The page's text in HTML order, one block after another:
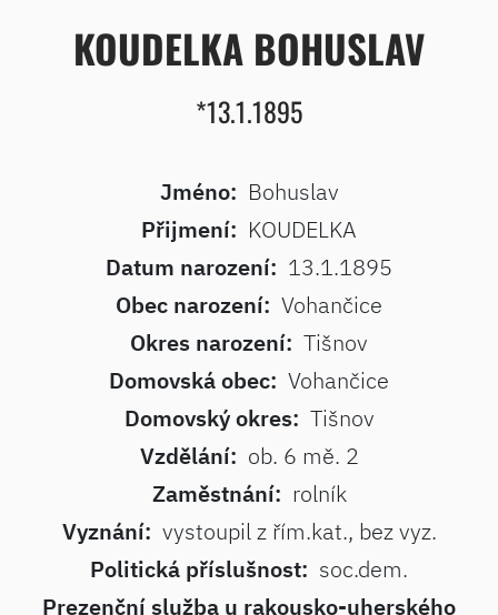
KOUDELKA BOHUSLAV
*13.1.1895
Jméno: Bohuslav
Přijmení: KOUDELKA
Datum narození: 13.1.1895
Obec narození: Vohančice
Okres narození: Tišnov
Domovská obec: Vohančice
Domovský okres: Tišnov
Vzdělání: ob. 6 mě. 2
Zaměstnání: rolník
Vyznání: vystoupil z řím.kat., bez vyz.
Politická příslušnost: soc.dem.
Prezenční služba u rakousko-uherského